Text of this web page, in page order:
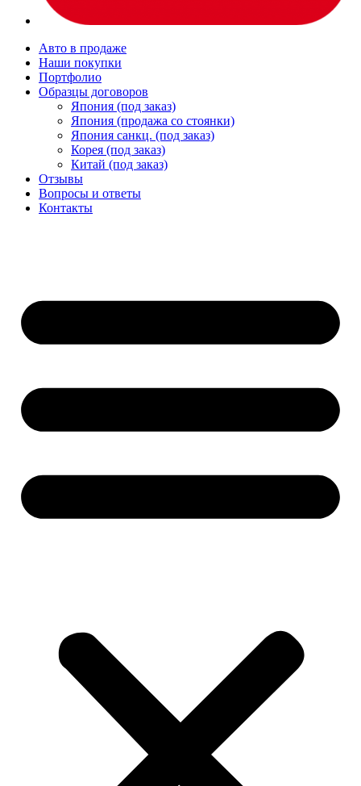
Авто в продаже
Наши покупки
Портфолио
Образцы договоров
Япония (под заказ)
Япония (продажа со стоянки)
Япония санкц. (под заказ)
Корея (под заказ)
Китай (под заказ)
Отзывы
Вопросы и ответы
Контакты